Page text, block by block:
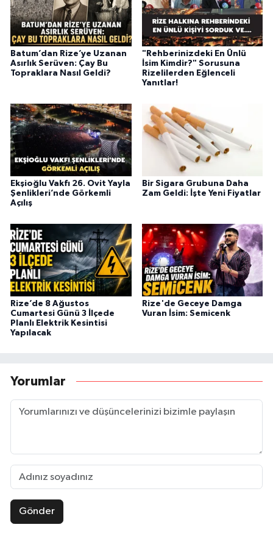
Batum’dan Rize’ye Uzanan
Asırlık Serüven: Çay Bu
Topraklara Nasıl Geldi?
"Rehberinizdeki En Ünlü
İsim Kimdir?" Sorusuna
Rizelilerden Eğlenceli
Yanıtlar!
Ekşioğlu Vakfı 26. Ovit Yayla
Şenlikleri’nde Görkemli
Açılış
Bir Sigara Grubuna Daha
Zam Geldi: İşte Yeni Fiyatlar
Rize’de 8 Ağustos
Cumartesi Günü 3 İlçede
Planlı Elektrik Kesintisi
Yapılacak
Rize'de Geceye Damga
Vuran İsim: Semicenk
Yorumlar
Gönder